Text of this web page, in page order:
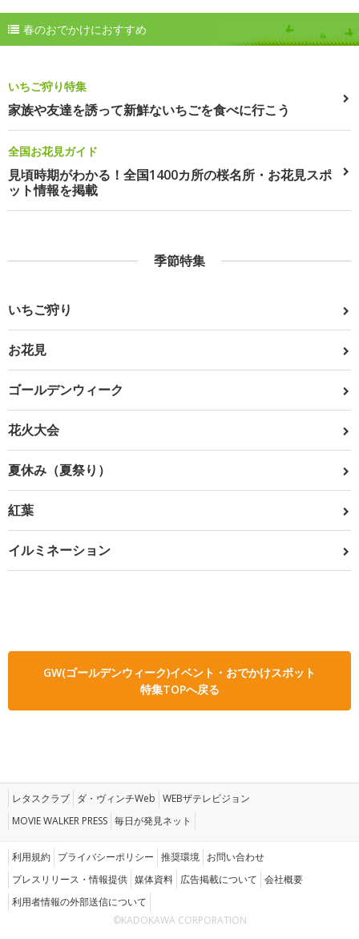
春のおでかけにおすすめ
いちご狩り特集
家族や友達を誘って新鮮ないちごを食べに行こう
全国お花見ガイド
見頃時期がわかる！全国1400カ所の桜名所・お花見スポ
ット情報を掲載
季節特集
いちご狩り
お花見
ゴールデンウィーク
花火大会
夏休み（夏祭り）
紅葉
イルミネーション
GW(ゴールデンウィーク)イベント・おでかけスポット
特集TOPへ戻る
レタスクラブ ダ・ヴィンチWeb WEBザテレビジョン
MOVIE WALKER PRESS 毎日が発見ネット
利用規約 プライバシーポリシー 推奨環境 お問い合わせ
プレスリリース・情報提供 媒体資料 広告掲載について 会社概要
利用者情報の外部送信について
©KADOKAWA CORPORATION